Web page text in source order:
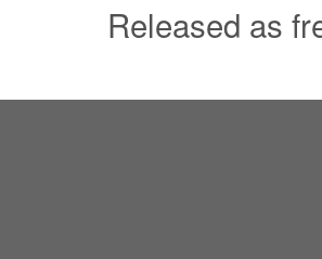
Released as